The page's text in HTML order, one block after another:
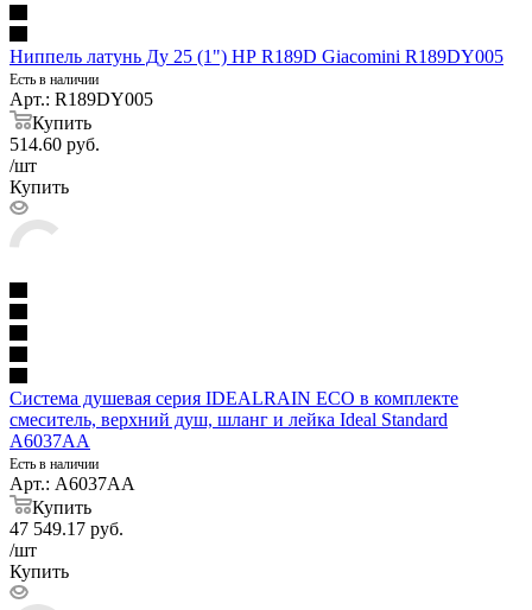
Ниппель латунь Ду 25 (1") НР R189D Giacomini R189DY005
Есть в наличии
Арт.: R189DY005
Купить
514.60 руб.
/шт
Купить
Система душевая серия IDEALRAIN ECO в комплекте
смеситель, верхний душ, шланг и лейка Ideal Standard
A6037AA
Есть в наличии
Арт.: A6037AA
Купить
47 549.17 руб.
/шт
Купить